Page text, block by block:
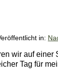
in:
wir auf einer
Tag für